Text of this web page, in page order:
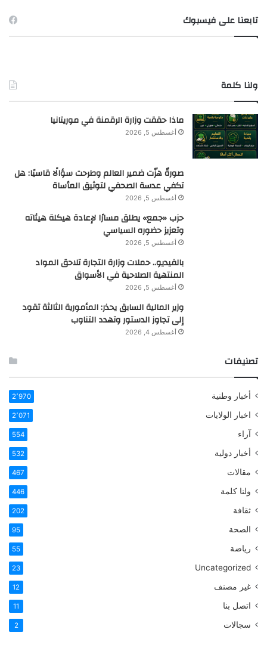
تابعنا على فيسبوك
ولنا كلمة
ماذا حققت وزارة الرقمنة في موريتانيا
أغسطس 5, 2026
صورةٌ هزّت ضمير العالم وطرحت سؤالًا قاسيًا: هل
تكفي عدسة الصحفي لتوثيق المأساة
أغسطس 5, 2026
حزب «جمع» يطلق مسارًا لإعادة هيكلة هيئاته
وتعزيز حضوره السياسي
أغسطس 5, 2026
بالفيديو.. حملات وزارة التجارة تلاحق المواد
المنتهية الصلاحية في الأسواق
أغسطس 5, 2026
وزير المالية السابق يحذر: المأمورية الثالثة تقود
إلى تجاوز الدستور وتهدد التناوب
أغسطس 4, 2026
تصنيفات
أخبار وطنية 2٬970
اخبار الولايات 2٬071
آراء 554
أخبار دولية 532
مقالات 467
ولنا كلمة 446
ثقافة 202
الصحة 95
رياضة 55
Uncategorized
23
غير مصنف 12
اتصل بنا 11
سجالات 2